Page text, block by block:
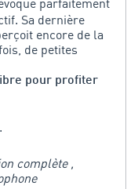
parfaitement
Sa dernière
encore de la
de petites
pour profiter
complète ,